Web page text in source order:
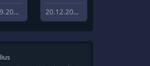
11.09.2020
20.12.2019